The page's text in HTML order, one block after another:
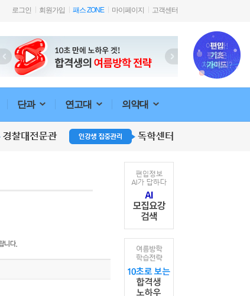
로그인 회원가입 패스 ZONE 마이페이지 고객센터
단과 연고대 의약대